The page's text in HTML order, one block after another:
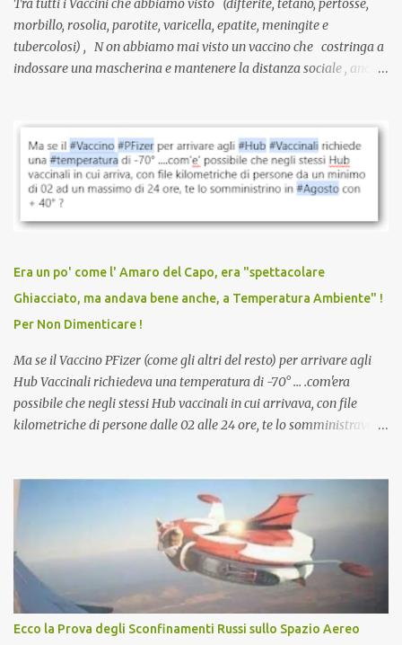
Tra tutti i Vaccini che abbiamo visto (difterite, tetano, pertosse,
morbillo, rosolia, parotite, varicella, epatite, meningite e
tubercolosi) , N on abbiamo mai visto un vaccino che costringa a
indossare una mascherina e mantenere la distanza sociale , anche
vaccinazione. Non avevamo mai sentito parlare di ricompense,
sconti, incentivi per vaccinarsi. Non avevamo mai visto
discriminazioni per coloro che non l’hanno fatto. Se non sei stato
vaccinato, nessuno aveva prima cercato di farti sentire una
persona cattiva. Non avevamo mai visto un vaccino che minacci le
vaccino usato per minacciare i mezzi di sussistenza, il lavoro o la
scuola. Non avevamo mai visto un vaccino che permettesse a un
dodicenne di ignorare il consenso dei genitori. Dopo tutti i vaccini
che abbiamo elencato sopra...
Era un po' come l' Amaro del Capo, era "spettacolare
Ghiacciato, ma andava bene anche, a Temperatura Ambiente" !
Per Non Dimenticare !
Ma se il Vaccino PFizer (come gli altri del resto) per arrivare agli
Hub Vaccinali richiedeva una temperatura di -70° ... .com'era
possibile che negli stessi Hub vaccinali in cui arrivava, con file
kilometriche di persone dalle 02 alle 24 ore, te lo somministravano
Vaccino come: l' Amaro del Capo, era "spettacolare Ghiacciato, ma
andava bene anche, a Temperatura Ambiente"! Riproponiamo
l'articolo per NON Dimenticare!
Ecco la Prova degli Sconfinamenti Russi sullo Spazio Aereo